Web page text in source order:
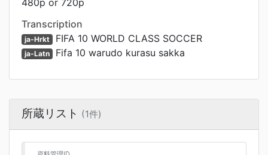
480p or 720p
Transcription
ja-Hrkt FIFA 10 WORLD CLASS SOCCER
ja-Latn Fifa 10 warudo kurasu sakka
所蔵リスト (1件)